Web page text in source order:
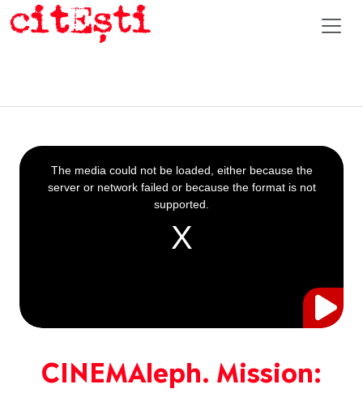
CINEMAleph. Mission:
This
is
a
The media could not be loaded, either because the
server or network failed or because the format is not
supported.